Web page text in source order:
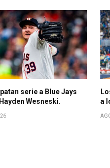
serie a Blue Jays
Wesneski.
a